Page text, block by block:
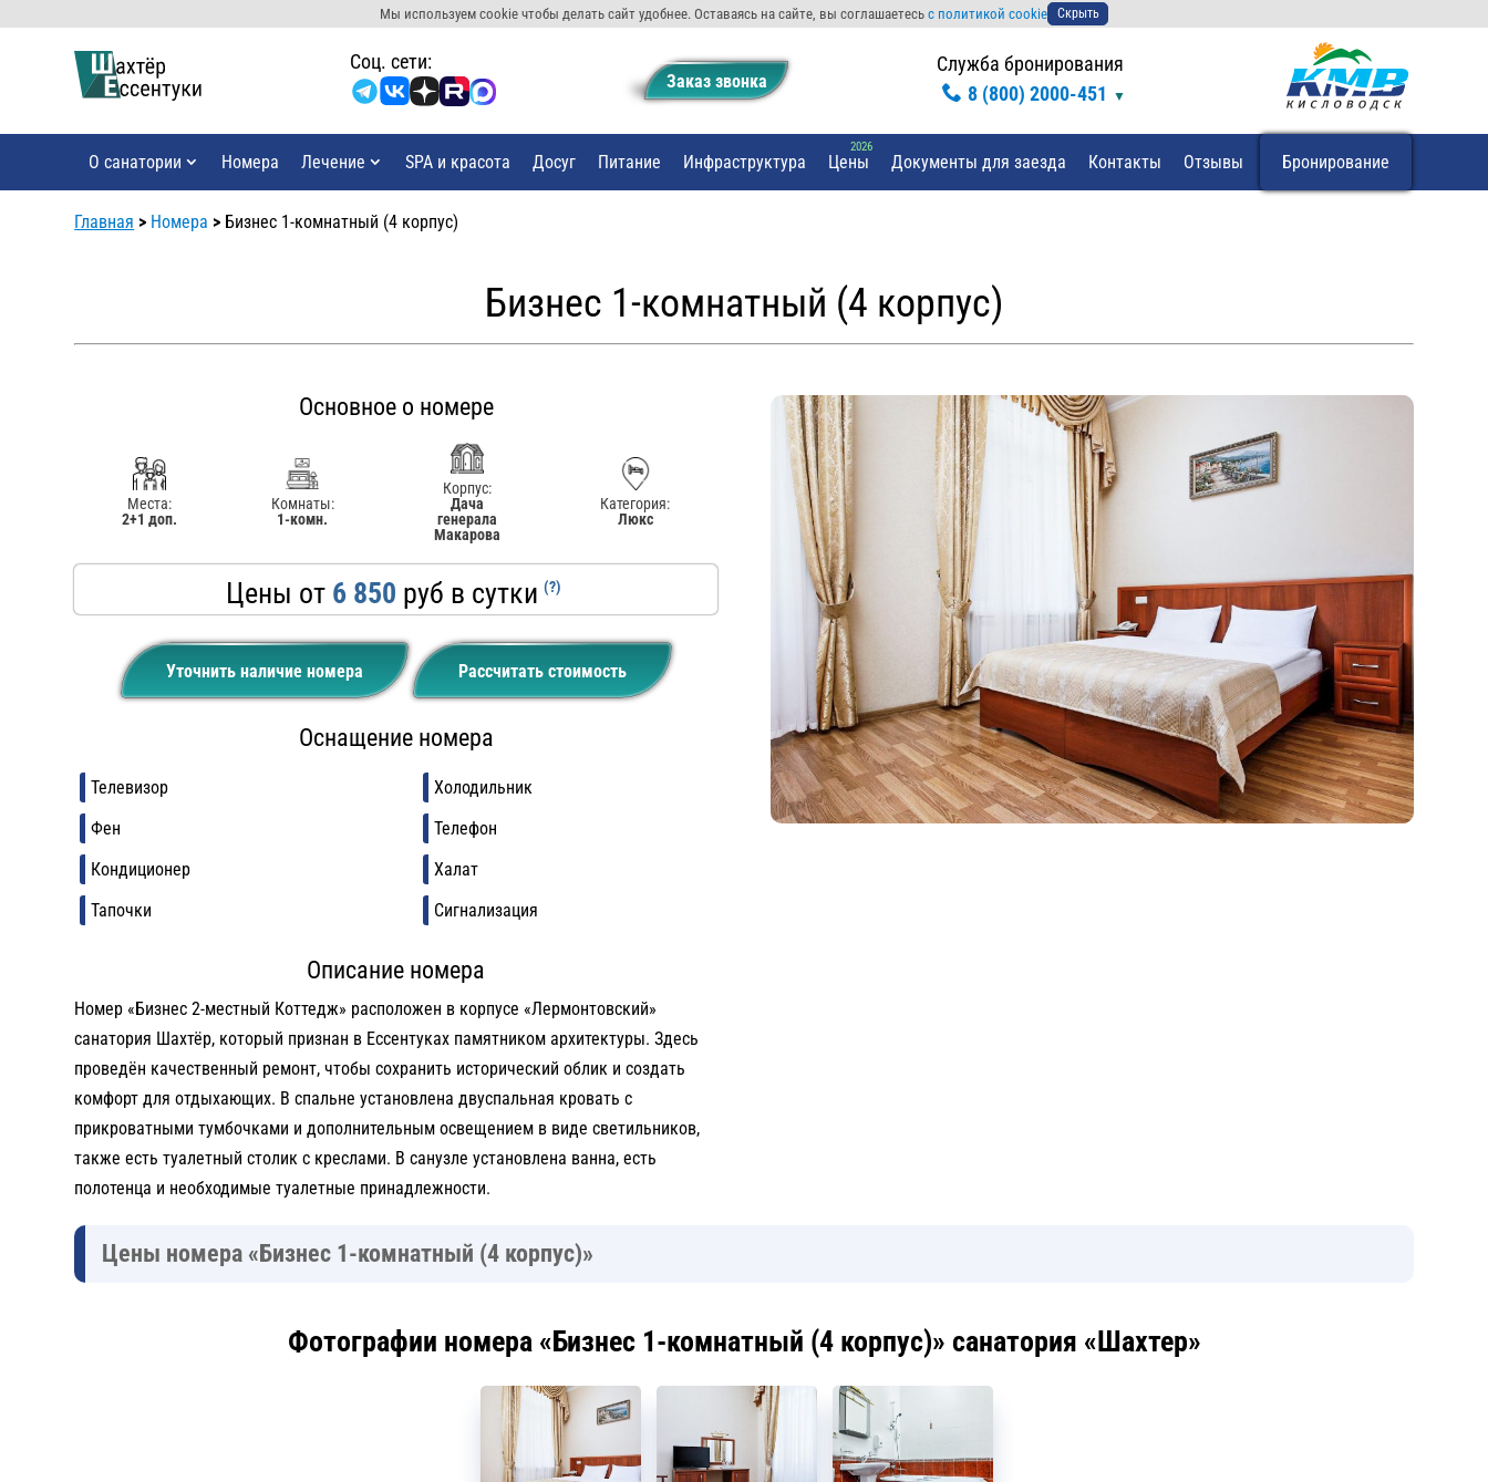
Мы используем cookie чтобы делать сайт удобнее. Оставаясь на сайте, вы соглашаетесьс политикой cookie Скрыть
Cоц. сети:
Заказ звонкa
Служба бронирования
8 (800) 2000-451
О санатории Номера Лечение SPA и красота Досуг Питание Инфраструктура Цены Документы для заезда Контакты Отзывы Бронирование
Главная > Номера > Бизнес 1-комнатный (4 корпус)
Бизнес 1-комнатный (4 корпус)
Основное о номере
Места:
2+1 доп.
Комнаты:
1-комн.
Корпус:
Дача
генерала
Макарова
Категория:
Люкс
Цены от 6 850 руб в сутки (?)
Уточнить наличие номера Рассчитать стоимость
Оснащение номера
Телевизор
Холодильник
Фен
Телефон
Кондиционер
Халат
Тапочки
Сигнализация
Описание номера
Номер «Бизнес 2-местный Коттедж» расположен в корпусе «Лермонтовский»
санатория Шахтёр, который признан в Ессентуках памятником архитектуры. Здесь
проведён качественный ремонт, чтобы сохранить исторический облик и создать
комфорт для отдыхающих. В спальне установлена двуспальная кровать с
прикроватными тумбочками и дополнительным освещением в виде светильников,
также есть туалетный столик с креслами. В санузле установлена ванна, есть
полотенца и необходимые туалетные принадлежности.
Цены номера «Бизнес 1-комнатный (4 корпус)»
Фотографии номера «Бизнес 1-комнатный (4 корпус)» санатория «Шахтер»